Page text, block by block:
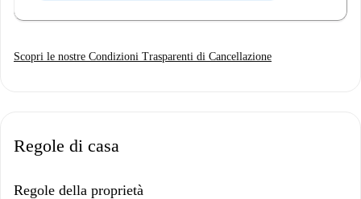
Scopri le nostre Condizioni Trasparenti di Cancellazione
Regole di casa
Regole della proprietà